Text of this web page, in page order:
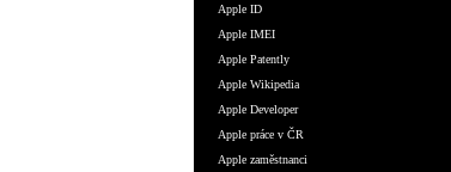
Apple ID
Apple IMEI
Apple Patently
Apple Wikipedia
Apple Developer
Apple práce v ČR
Apple zaměstnanci